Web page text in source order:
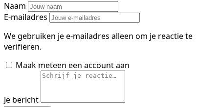
Naam
E-mailadres
We gebruiken je e-mailadres alleen om je reactie te
verifiëren.
Maak meteen een account aan
Je bericht